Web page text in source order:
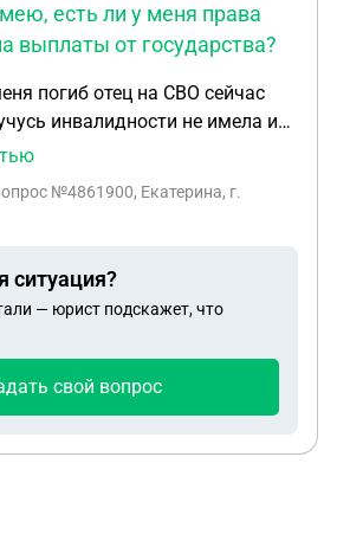
есть ли у меня права
выплаты от государства?
погиб отец на СВО сейчас
инвалидности не имела и
меня права претендовать на
которая сейчас учится в
№4861900, Екатерина, г.
ситуация?
— юрист подскажет, что
свой вопрос